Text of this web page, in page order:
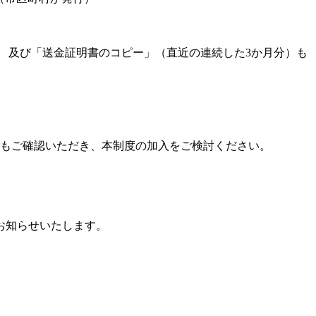
び「送金証明書のコピー」（直近の連続した3か月分）も
確認いただき、本制度の加入をご検討ください。
知らせいたします。